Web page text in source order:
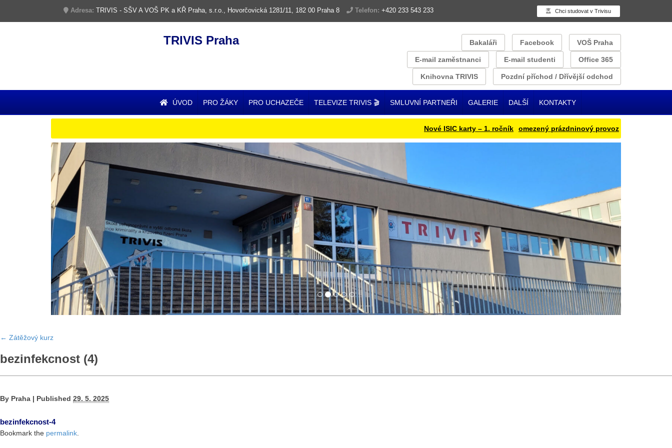
Adresa: TRIVIS - SŠV A VOŠ PK a KŘ Praha, s.r.o., Hovorčovická 1281/11, 182 00 Praha 8 Telefon: +420 233 543 233 Chci studovat v Trivisu
TRIVIS Praha Bakaláři Facebook VOŠ Praha
E-mail zaměstnanci E-mail studenti Office 365
Knihovna TRIVIS Pozdní příchod / Dřívější odchod
ÚVOD PRO ŽÁKY PRO UCHAZEČE TELEVIZE TRIVIS 🎬 SMLUVNÍ PARTNEŘI GALERIE DALŠÍ KONTAKTY
Nové ISIC karty – 1. ročník omezený prázdninový provoz Přihlašování
← Zátěžový kurz
bezinfekcnost (4)
By Praha | Published 29. 5. 2025
bezinfekcnost-4
Bookmark the permalink